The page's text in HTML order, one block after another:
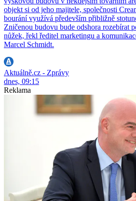
objekt si od jeho majitele, společnosti
bourání využívá především přibližně
Zničenou budovu bude odshora rozebírat
nůžek, řekl ředitel marketingu a
Marcel Schmidt.
Aktuálně.cz - Zprávy
dnes, 09:15
Reklama